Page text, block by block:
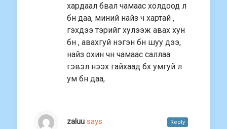
хардаал бвал чамаас холдоод л
бн даа, миний найз ч хартай ,
гэхдээ тэрийг хулээж авах хун
бн , авахгуй нэгэн бн шуу дээ,
найз охин чн чамаас саллаа
гэвэл нээх гайхаад бх умгуй л
ум бн даа,
zaluu says: Reply